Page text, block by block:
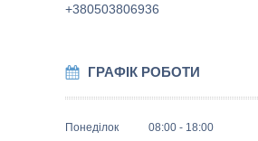
+380503806936
ГРАФІК РОБОТИ
Понеділок 08:00
18:00